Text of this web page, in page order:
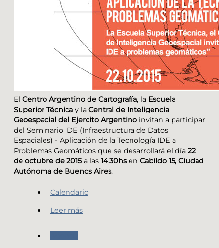
El Centro Argentino de Cartografía, la Escuela
Superior Técnica y la Central de Inteligencia
Geoespacial del Ejercito Argentino invitan a participar
del Seminario IDE (Infraestructura de Datos
Espaciales) - Aplicación de la Tecnología IDE a
Problemas Geomáticos que se desarrollará el día 22
de octubre de 2015a las 14,30hsen Cabildo 15, Ciudad
Autónoma de Buenos Aires.
Calendario
Leer más